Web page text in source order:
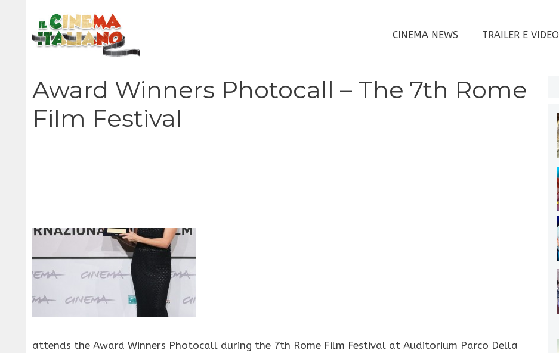
contenuto
CINEMA NEWS TRAILER E VIDEO
Award Winners Photocall – The 7th Rome
Film Festival
attends the Award Winners Photocall during the 7th Rome Film Festival at Auditorium Parco Della